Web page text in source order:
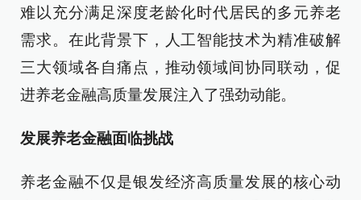
难以充分满足深度老龄化时代居民的多元养老
需求。在此背景下，人工智能技术为精准破解
三大领域各自痛点，推动领域间协同联动，促
进养老金融高质量发展注入了强劲动能。
发展养老金融面临挑战
养老金融不仅是银发经济高质量发展的核心动